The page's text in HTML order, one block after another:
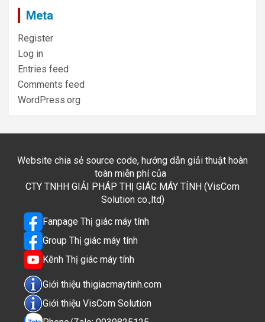
Meta
Register
Log in
Entries feed
Comments feed
WordPress.org
Website chia sẻ source code, hướng dẫn giải thuật hoàn
toàn miễn phí của
CTY TNHH GIẢI PHÁP THỊ GIÁC MÁY TÍNH (VisCom
Solution co.,ltd)
Fanpage Thị giác máy tính
Group Thị giác máy tính
Kênh Thị giác máy tính
Giới thiệu thigiacmaytinh.com
Giới thiệu VisCom Solution